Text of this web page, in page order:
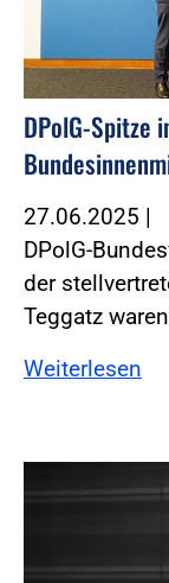
DPolG-Spitze
27.06.2025 |
DPolG-
der
Teggatz
Weiterlesen